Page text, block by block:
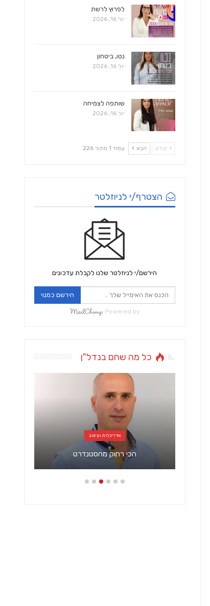
לפרוץ לרשת
יול 16, 2026
נטו, ביטחון
יול 16, 2026
שותפה לצמיחה
יול 16, 2026
קודם הבא עמוד 1 מתוך 226
הצטרף/י לניוזלטר
הירשם/י לניוזלטר שלנו לקבלת עדכונים
הירשם כמנוי
Powered by
כל מה שחם בנדל"ן
אדריכלות ועיצוב
הכי רחוק מהסטנדרט